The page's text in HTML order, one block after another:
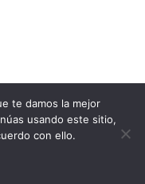
te damos la mejor
usando este sitio,
con ello.